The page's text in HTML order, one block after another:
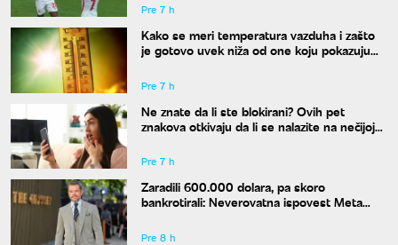
Pre 7 h
Kako se meri temperatura vazduha i zašto
je gotovo uvek niža od one koju pokazuju
Pre 7 h
Ne znate da li ste blokirani? Ovih pet
znakova otkivaju da li se nalazite na nečijoj
Pre 7 h
Zaradili 600.000 dolara, pa skoro
bankrotirali: Neverovatna ispovest Meta
Pre 8 h